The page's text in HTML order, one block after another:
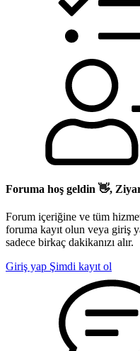
Foruma hoş geldin 👋,
Forum içeriğine ve tüm
foruma kayıt olun veya giriş
sadece birkaç dakikanızı alır.
Giriş yap Şimdi kayıt ol